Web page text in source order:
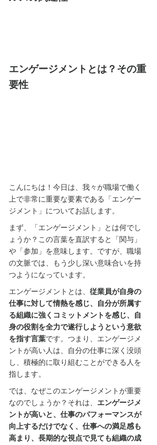
エンゲージメントとは？その重
要性
こんにちは！今日は、我々が職場で働く
上で非常に重要な要素である「エンゲー
ジメント」についてお話します。
まず、「エンゲージメント」とは何でし
ょうか？この言葉を直訳すると「関与」
や「参加」を意味します。ですが、職場
の文脈では、もう少し深い意味合いを持
つようになっています。
エンゲージメントとは、 従業員が自身の
仕事に対して情熱を感じ、自分が所属す
る組織に強くコミットメントを感じ、自
身の役割を全力で遂行しようという意欲
を指す言葉です。つまり、エンゲージメ
ントが高い人は、自分の仕事に深く没頭
し、積極的に取り組むことができる人を
指します。
では、なぜこのエンゲージメントが重要
なのでしょうか？それは、 エンゲージメ
ントが高いと、仕事のパフォーマンスが
向上するだけでなく、仕事への満足感も
高まり、長期的な視点で見ても組織の成